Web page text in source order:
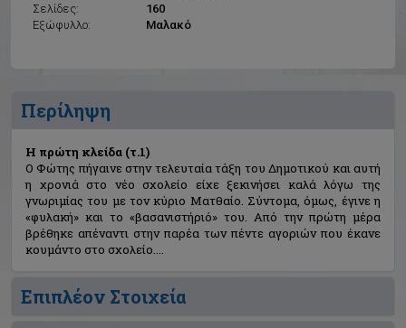
Σελίδες:
160
Εξώφυλλο:
Μαλακό
Περίληψη
Η πρώτη κλείδα (τ.1)
Ο Φώτης πήγαινε στην τελευταία τάξη του Δημοτικού και αυτή
η χρονιά στο νέο σχολείο είχε ξεκινήσει καλά λόγω της
γνωριμίας του με τον κύριο Ματθαίο. Σύντομα, όμως, έγινε η
«φυλακή» και το «βασανιστήριό» του. Από την πρώτη μέρα
βρέθηκε απέναντι στην παρέα των πέντε αγοριών που έκανε
κουμάντο στο σχολείο....
Επιπλέον Στοιχεία